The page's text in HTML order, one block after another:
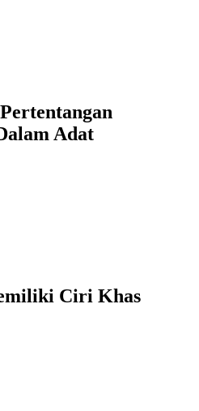
Adat
Ciri Khas